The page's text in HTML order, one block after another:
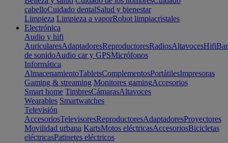
cabelloCuidado dentalSalud y bienestar
Limpieza Limpieza a vaporRobot limpiacristales
Electrónica
Audio y hifi
AuricularesAdaptadoresReproductoresRadiosAltavocesHifi
de sonidoAudio car y GPSMicrófonos
Informática
AlmacenamientoTabletsComplementosPortátilesImpresoras
Gaming & streaming Monitores gamingAccesorios
Smart home TimbresCámarasAltavoces
Wearables Smartwatches
Televisión
AccesoriosTelevisoresReproductoresAdaptadoresProyectores
Movilidad urbana KartsMotos eléctricasAccesoriosBicicletas
eléctricasPatinetes eléctricos